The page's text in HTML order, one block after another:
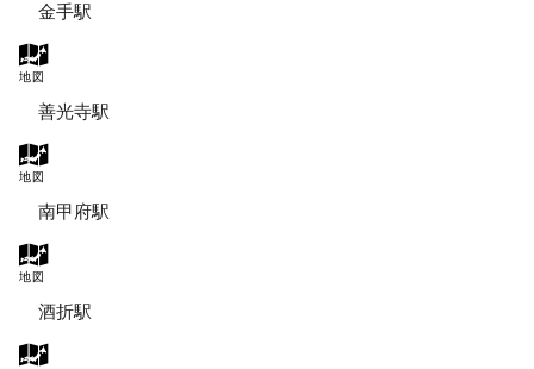
金手駅
地図
善光寺駅
地図
南甲府駅
地図
酒折駅